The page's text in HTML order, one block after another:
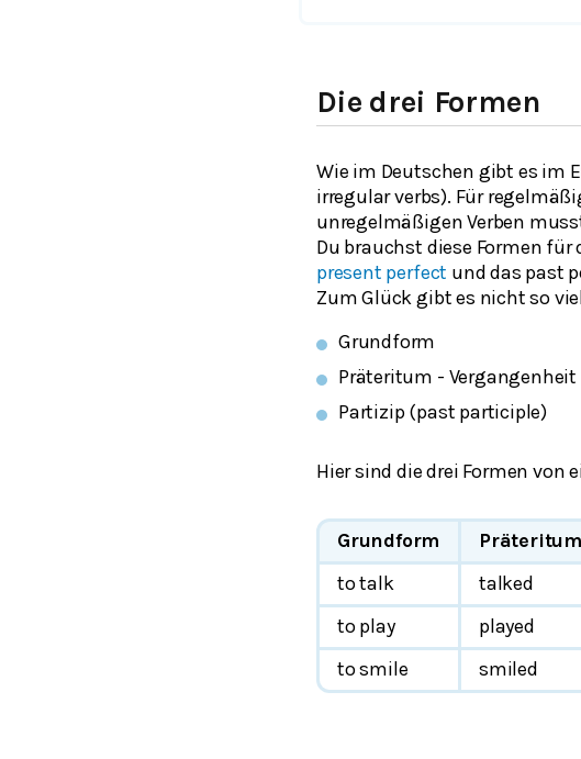
Die drei Formen
Wie im Deutschen gibt es im
irregular verbs). Für
unregelmäßigen Verben
Du brauchst diese Formen
present perfect und das past
Zum Glück gibt es nicht so
Grundform
Präteritum - Vergangenheit
Partizip (past participle)
Hier sind die drei Formen von
Grundform Präteritum
to talk
talked
to play
played
to smile
smiled